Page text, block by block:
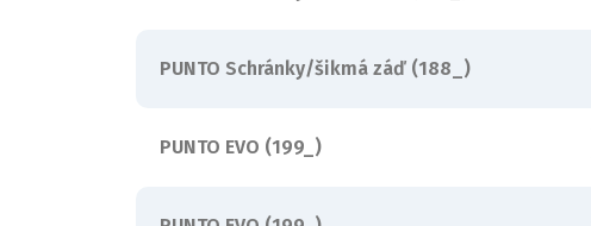
PUNTO Schránky/šikmá záď (188_)
PUNTO EVO (199_)